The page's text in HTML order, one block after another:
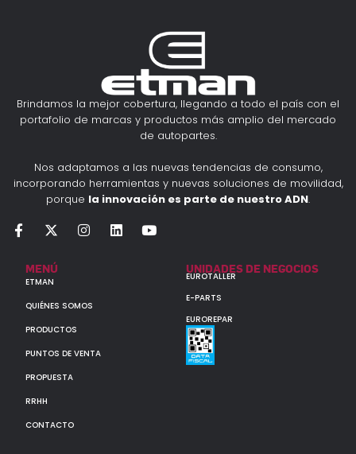
Brindamos la mejor cobertura, llegando a todo el país con el
portafolio de marcas y productos más amplio del mercado
de autopartes.
Nos adaptamos a las nuevas tendencias de consumo,
incorporando herramientas y nuevas soluciones de movilidad,
porque la innovación es parte de nuestro ADN.
MENÚ
ETMAN
QUIÉNES SOMOS
PRODUCTOS
PUNTOS DE VENTA
PROPUESTA
RRHH
CONTACTO
UNIDADES DE NEGOCIOS
EUROTALLER
E-PARTS
EUROREPAR